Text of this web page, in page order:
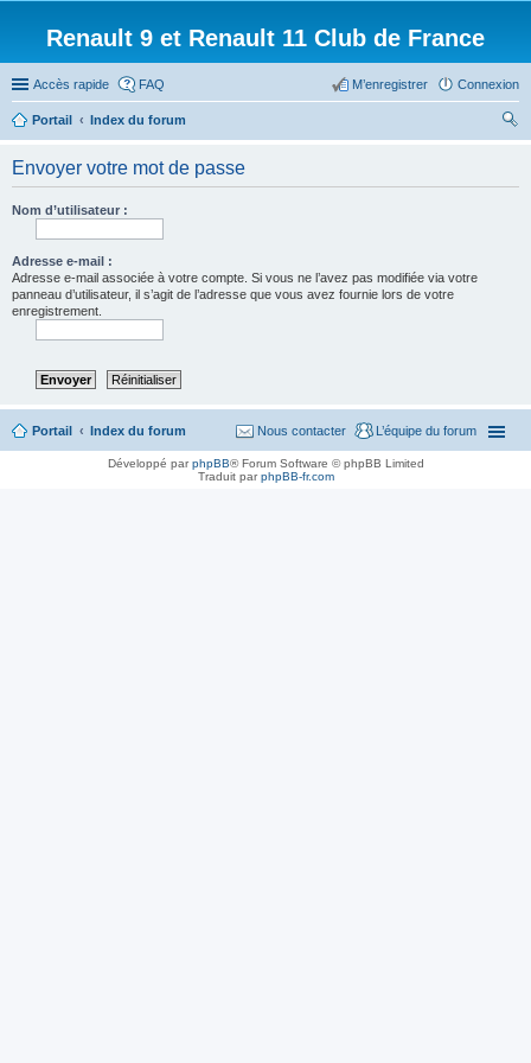
Renault 9 et Renault 11 Club de France
Accès rapide FAQ Connexion
M’enregistrer
Portail
Index du forum
Envoyer votre mot de passe
Nom d’utilisateur :
Adresse e-mail :
Adresse e-mail associée à votre compte. Si vous ne l’avez pas modifiée via votre
panneau d’utilisateur, il s’agit de l’adresse que vous avez fournie lors de votre
enregistrement.
Portail Index du forum L’équipe du forum
Nous contacter
Développé parphpBB® Forum Software © phpBB Limited
Traduit parphpBB-fr.com